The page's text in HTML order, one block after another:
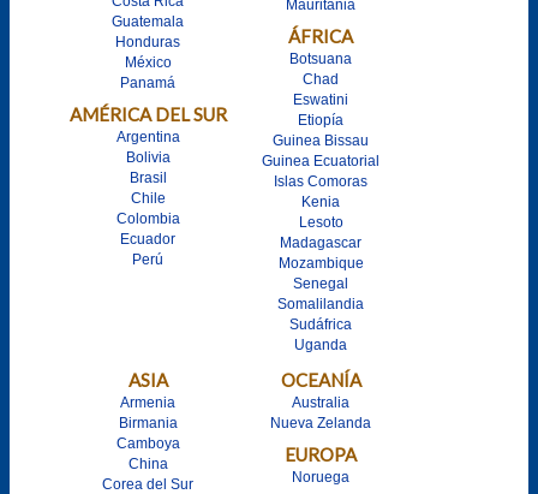
Guatemala
Honduras
México
Panamá
AMÉRICA DEL SUR
Argentina
Bolivia
Brasil
Chile
Colombia
Ecuador
Perú
Mauritania
ÁFRICA
Botsuana
Chad
Eswatini
Etiopía
Guinea Bissau
Guinea Ecuatorial
Islas Comoras
Kenia
Lesoto
Madagascar
Mozambique
Senegal
Somalilandia
Sudáfrica
Uganda
ASIA
Armenia
Birmania
Camboya
China
Corea del Sur
OCEANÍA
Australia
Nueva Zelanda
EUROPA
Noruega